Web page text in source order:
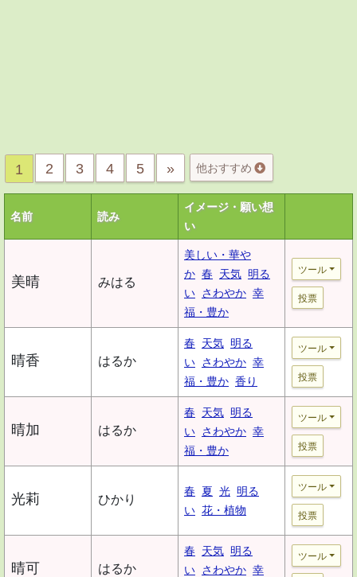
1 2 3 4 5 » 他おすすめ
名前 読み
イメージ・願い想
い
美晴 みはる
美しい・華や
か 春 天気 明る
い さわやか 幸
福・豊か
ツール
投票
晴香 はるか
春 天気 明る
い さわやか 幸
福・豊か 香り
ツール
投票
晴加 はるか
春 天気 明る
い さわやか 幸
福・豊か
ツール
投票
光莉 ひかり
春 夏 光 明る
い 花・植物
ツール
投票
晴可 はるか
春 天気 明る
い さわやか 幸
ツール